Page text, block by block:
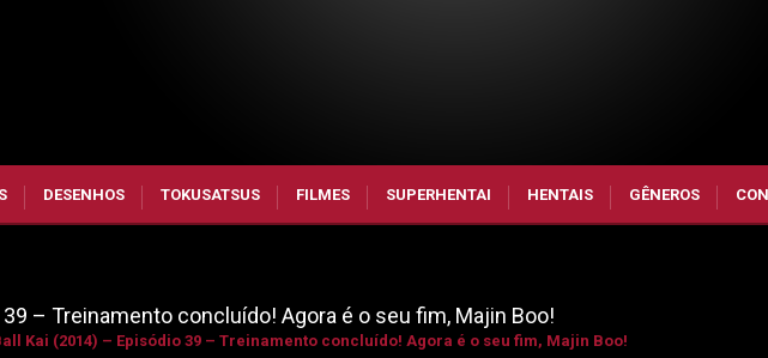
DESENHOS TOKUSATSUS FILMES SUPERHENTAI HENTAIS GÊNEROS
– Treinamento concluído! Agora é o seu fim, Majin Boo!
Kai (2014) – Episódio 39 – Treinamento concluído! Agora é o seu fim, Majin Boo!